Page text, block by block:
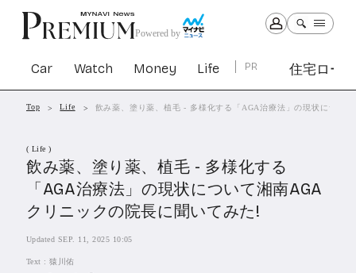
Powered by
Car Watch Money Life PR 住宅ロー
Car Watch Money Life
PR
住宅ローン
SBIネオトレード証券
Top Life 飲み薬、塗り薬、植毛 - 多様化する「AGA治療法」の現状につい
( Life )
飲み薬、塗り薬、植毛 - 多様化する
「AGA治療法」の現状について湘南AGA
クリニックの院長に聞いてみた!
Updated SEP. 11, 2025 10:05
Text :猿川佑